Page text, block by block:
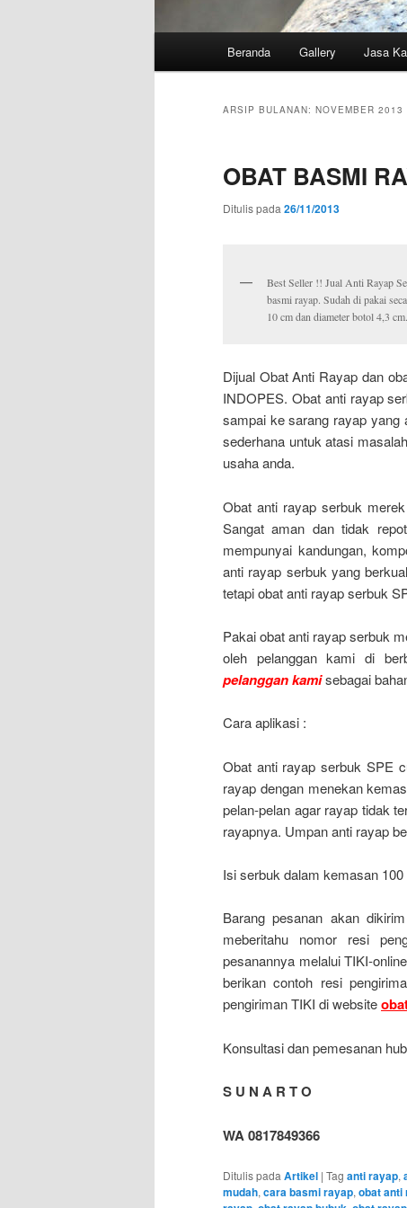
Beranda Gallery Jasa
ARSIP BULANAN: NOVEMBER 2013
OBAT BASMI
Ditulis pada 26/11/2013
Best Seller !! Jual Anti Rayap
basmi rayap. Sudah di pakai
10 cm dan diameter botol 4,3 cm.
Dijual Obat Anti Rayap dan
INDOPES. Obat anti rayap
sampai ke sarang rayap yang
sederhana untuk atasi
usaha anda.
Obat anti rayap serbuk
Sangat aman dan tidak
mempunyai kandungan,
anti rayap serbuk yang
tetapi obat anti rayap serbuk
Pakai obat anti rayap serbuk
oleh pelanggan kami di
pelanggan kamisebagai
Cara aplikasi :
Obat anti rayap serbuk SPE
rayap dengan menekan
pelan-pelan agar rayap tidak
rayapnya. Umpan anti rayap
Isi serbuk dalam kemasan
Barang pesanan akan
meberitahu nomor resi
pesanannya melalui TIKI-
berikan contoh resi
pengiriman TIKI di website
Konsultasi dan pemesanan
S U N A R T O
WA 0817849366
Ditulis pada Artikel | Tag anti rayap,
mudah, cara basmi rayap, obat anti